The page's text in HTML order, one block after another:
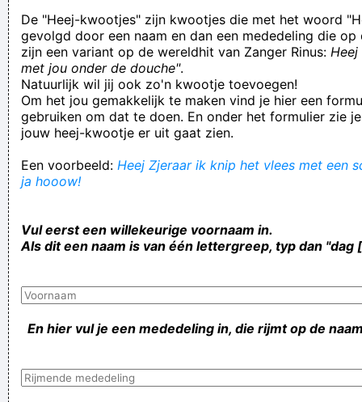
De "Heej-kwootjes" zijn kwootjes die met het woord
gevolgd door een naam en dan een mededeling die op
zijn een variant op de wereldhit van Zanger Rinus:
met jou onder de douche".
Natuurlijk wil jij ook zo'n kwootje toevoegen!
Om het jou gemakkelijk te maken vind je hier een
gebruiken om dat te doen. En onder het formulier zie
jouw heej-kwootje er uit gaat zien.
Een voorbeeld: Heej Zjeraar ik knip het vlees met een
ja hooow!
Vul eerst een willekeurige voornaam in.
Als dit een naam is van één lettergreep, typ dan "dag
En hier vul je een mededeling in, die rijmt op de